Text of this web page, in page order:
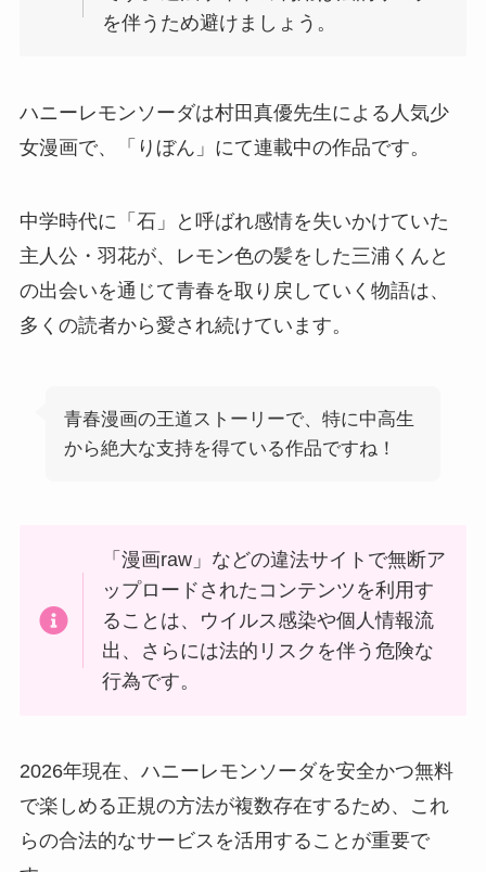
を伴うため避けましょう。
ハニーレモンソーダは村田真優先生による人気少
女漫画で、「りぼん」にて連載中の作品です。
中学時代に「石」と呼ばれ感情を失いかけていた
主人公・羽花が、レモン色の髪をした三浦くんと
の出会いを通じて青春を取り戻していく物語は、
多くの読者から愛され続けています。
青春漫画の王道ストーリーで、特に中高生
から絶大な支持を得ている作品ですね！
「漫画raw」などの違法サイトで無断ア
ップロードされたコンテンツを利用す
ることは、ウイルス感染や個人情報流
出、さらには法的リスクを伴う危険な
行為です。
2026年現在、ハニーレモンソーダを安全かつ無料
で楽しめる正規の方法が複数存在するため、これ
らの合法的なサービスを活用することが重要で